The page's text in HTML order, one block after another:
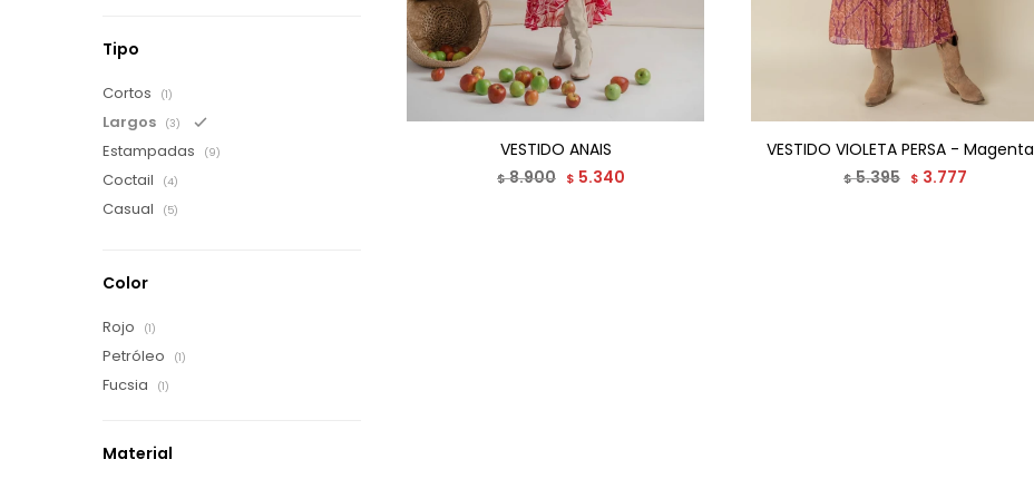
VESTIDO ANAIS
$8.900 $ 5.340
VESTIDO VIOLETA PERSA - Magenta
$5.395 $ 3.777
Tipo
Cortos (1)
Largos (3)
Estampadas (9)
Coctail (4)
Casual (5)
Color
Rojo (1)
Petróleo (1)
Fucsia (1)
Material